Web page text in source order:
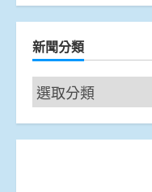
新聞分類
新
聞
分